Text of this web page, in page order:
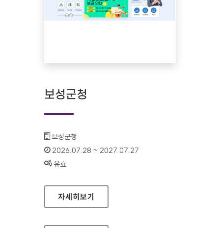
보성군청
기관명 :
보성군청
인증기간 :
2026.07.28 ~ 2027.07.27
상태 :
유효
보성군청
자세히보기